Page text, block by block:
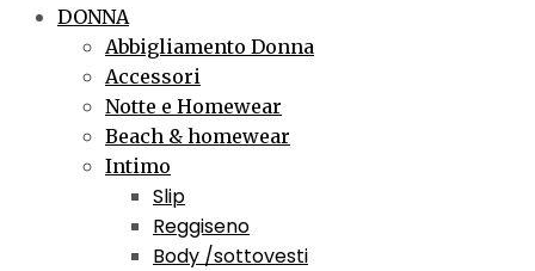
DONNA
Abbigliamento Donna
Accessori
Notte e Homewear
Beach & homewear
Intimo
Slip
Reggiseno
Body /sottovesti